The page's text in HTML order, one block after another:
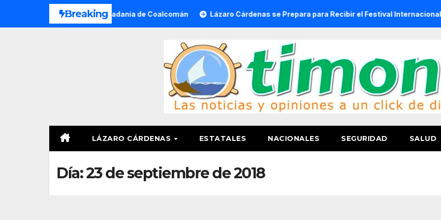
Breaking
a Víctimas y Ciudadanía de Coalcomán Lázaro Cárdenas se Prepara para Recibir el Festival Internacional de la
LÁZARO CÁRDENAS ESTATALES NACIONALES SEGURIDAD SALUD
Día:23 de septiembre de 2018